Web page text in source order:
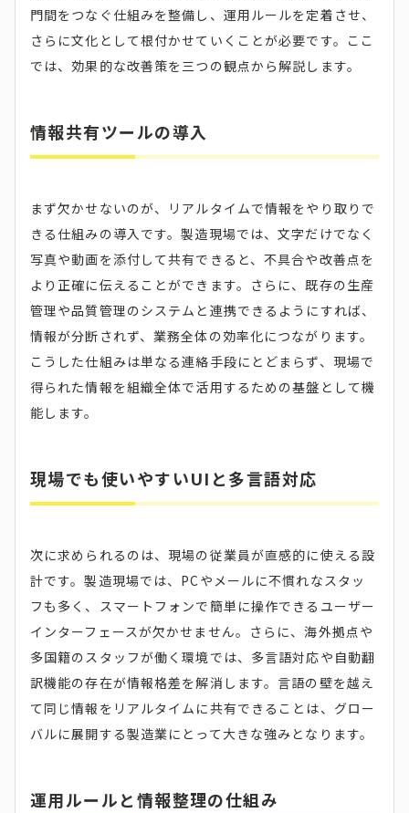
門間をつなぐ仕組みを整備し、運用ルールを定着させ、
さらに文化として根付かせていくことが必要です。ここ
では、効果的な改善策を三つの観点から解説します。
情報共有ツールの導入
まず欠かせないのが、リアルタイムで情報をやり取りで
きる仕組みの導入です。製造現場では、文字だけでなく
写真や動画を添付して共有できると、不具合や改善点を
より正確に伝えることができます。さらに、既存の生産
管理や品質管理のシステムと連携できるようにすれば、
情報が分断されず、業務全体の効率化につながります。
こうした仕組みは単なる連絡手段にとどまらず、現場で
得られた情報を組織全体で活用するための基盤として機
能します。
現場でも使いやすいUIと多言語対応
次に求められるのは、現場の従業員が直感的に使える設
計です。製造現場では、PCやメールに不慣れなスタッ
フも多く、スマートフォンで簡単に操作できるユーザー
インターフェースが欠かせません。さらに、海外拠点や
多国籍のスタッフが働く環境では、多言語対応や自動翻
訳機能の存在が情報格差を解消します。言語の壁を越え
て同じ情報をリアルタイムに共有できることは、グロー
バルに展開する製造業にとって大きな強みとなります。
運用ルールと情報整理の仕組み